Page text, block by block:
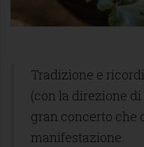
Tradizione e
(con la direzione
gran concerto che
manifestazione.